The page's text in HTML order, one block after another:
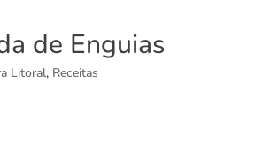
de Enguias
Litoral, Receitas